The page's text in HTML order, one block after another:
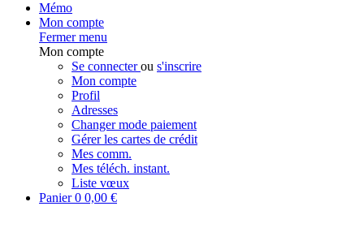
Mémo
Mon compte
Fermer menu
Mon compte
Se connecterou s'inscrire
Mon compte
Profil
Adresses
Changer mode paiement
Gérer les cartes de crédit
Mes comm.
Mes téléch. instant.
Liste vœux
Panier0 0,00 €